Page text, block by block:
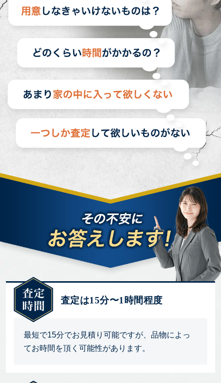
査定は15分〜1時間程度
最短で15分でお見積り可能ですが、品物によっ
てお時間を頂く可能性があります。